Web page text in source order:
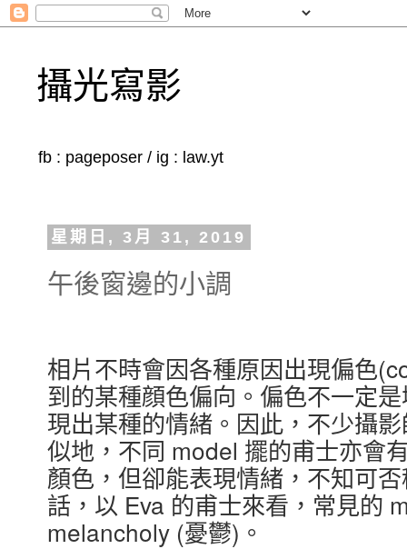
攝光寫影
fb : pageposer / ig : law.yt
星期日, 3月 31, 2019
午後窗邊的小調
相片不時會因各種原因出現偏色
到的某種顔色偏向。偏色不一定
現出某種的情緒。因此，不少攝
似地，不同 model 擺的甫士亦會
顏色，但卻能表現情緒，不知可
話，以 Eva 的甫士來看，常見的
melancholy (憂鬱)。